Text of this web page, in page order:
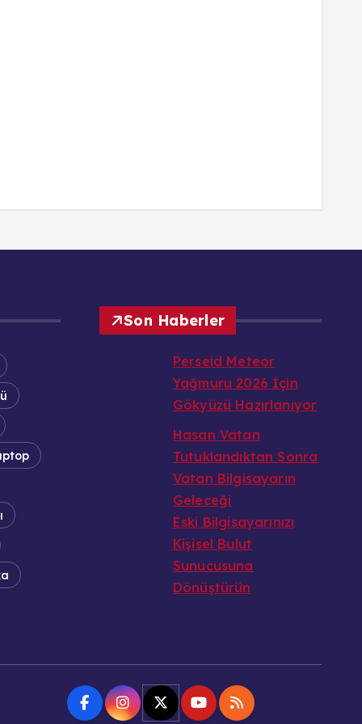
Son Haberler
Perseid Meteor
Yağmuru 2026 İçin
Gökyüzü Hazırlanıyor
Hasan Vatan
Tutuklandıktan Sonra
Vatan Bilgisayarın
Geleceği
Eski Bilgisayarınızı
Kişisel Bulut
Sunucusuna
Dönüştürün